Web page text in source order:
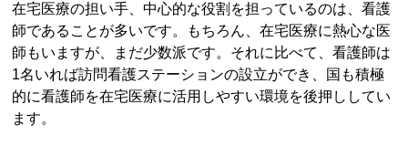
在宅医療の担い手、中心的な役割を担っているのは、看護
師であることが多いです。もちろん、在宅医療に熱心な医
師もいますが、まだ少数派です。それに比べて、看護師は
1名いれば訪問看護ステーションの設立ができ、国も積極
的に看護師を在宅医療に活用しやすい環境を後押ししてい
ます。